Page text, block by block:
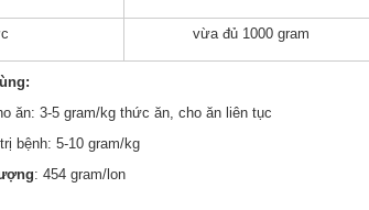
vừa đủ 1000 gram
ăn: 3-5 gram/kg thức ăn, cho ăn liên tục
bệnh: 5-10 gram/kg
: 454 gram/lon